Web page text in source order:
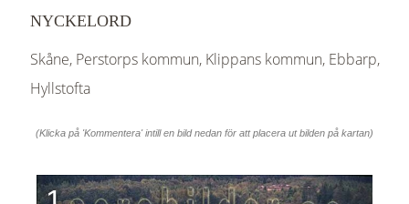
NYCKELORD
Skåne, Perstorps kommun, Klippans kommun, Ebbarp,
Hyllstofta
(Klicka på 'Kommentera' intill en bild nedan för att placera ut bilden på kartan)